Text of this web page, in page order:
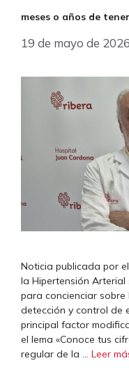
meses o años de
19 de mayo de 2026
Noticia publicada por
la Hipertensión
para concienciar
detección y control de
principal factor
el lema «Conoce tus
regular de la … Leer